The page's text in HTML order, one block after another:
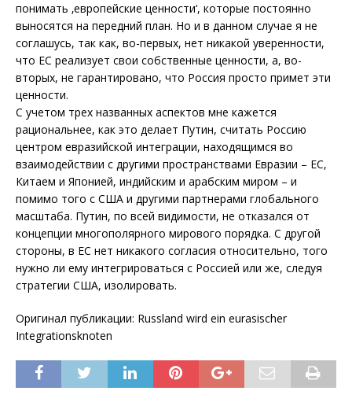
понимать ‚европейские ценности‘, которые постоянно
выносятся на передний план. Но и в данном случае я не
соглашусь, так как, во-первых, нет никакой уверенности,
что ЕС реализует свои собственные ценности, а, во-
вторых, не гарантировано, что Россия просто примет эти
ценности.
С учетом трех названных аспектов мне кажется
рациональнее, как это делает Путин, считать Россию
центром евразийской интеграции, находящимся во
взаимодействии с другими пространствами Евразии – ЕС,
Китаем и Японией, индийским и арабским миром – и
помимо того с США и другими партнерами глобального
масштаба. Путин, по всей видимости, не отказался от
концепции многополярного мирового порядка. С другой
стороны, в ЕС нет никакого согласия относительно, того
нужно ли ему интегрироваться с Россией или же, следуя
стратегии США, изолировать.
Оригинал публикации: Russland wird ein eurasischer
Integrationsknoten